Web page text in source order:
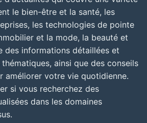
le bien-être et la santé, les
les technologies de pointe
et la mode, la beauté et
des informations détaillées et
ainsi que des conseils
améliorer votre vie quotidienne.
si vous recherchez des
dans les domaines